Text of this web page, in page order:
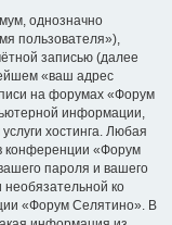
однозначно
пользователя»),
записью (далее
«ваш адрес
на форумах «Форум
информации,
хостинга. Любая
конференции «Форум
пароля и вашего
ко
«Форум Селятино». В